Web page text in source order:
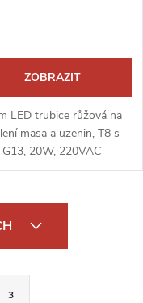
ZOBRAZIT
LED trubice růžová na
masa a uzenin, T8 s
20W, 220VAC
3